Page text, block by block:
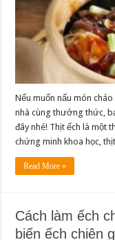
Nếu muốn nấu món
nhà cùng thưởng thức,
đây nhé! Thịt ếch là một
chứng minh khoa học,
Read More »
Cách làm ếch
biến ếch chiên